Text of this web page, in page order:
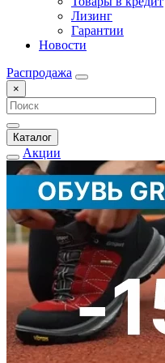
Лизинг
Гарантии
Новости
Распродажа
×
Каталог
Акции